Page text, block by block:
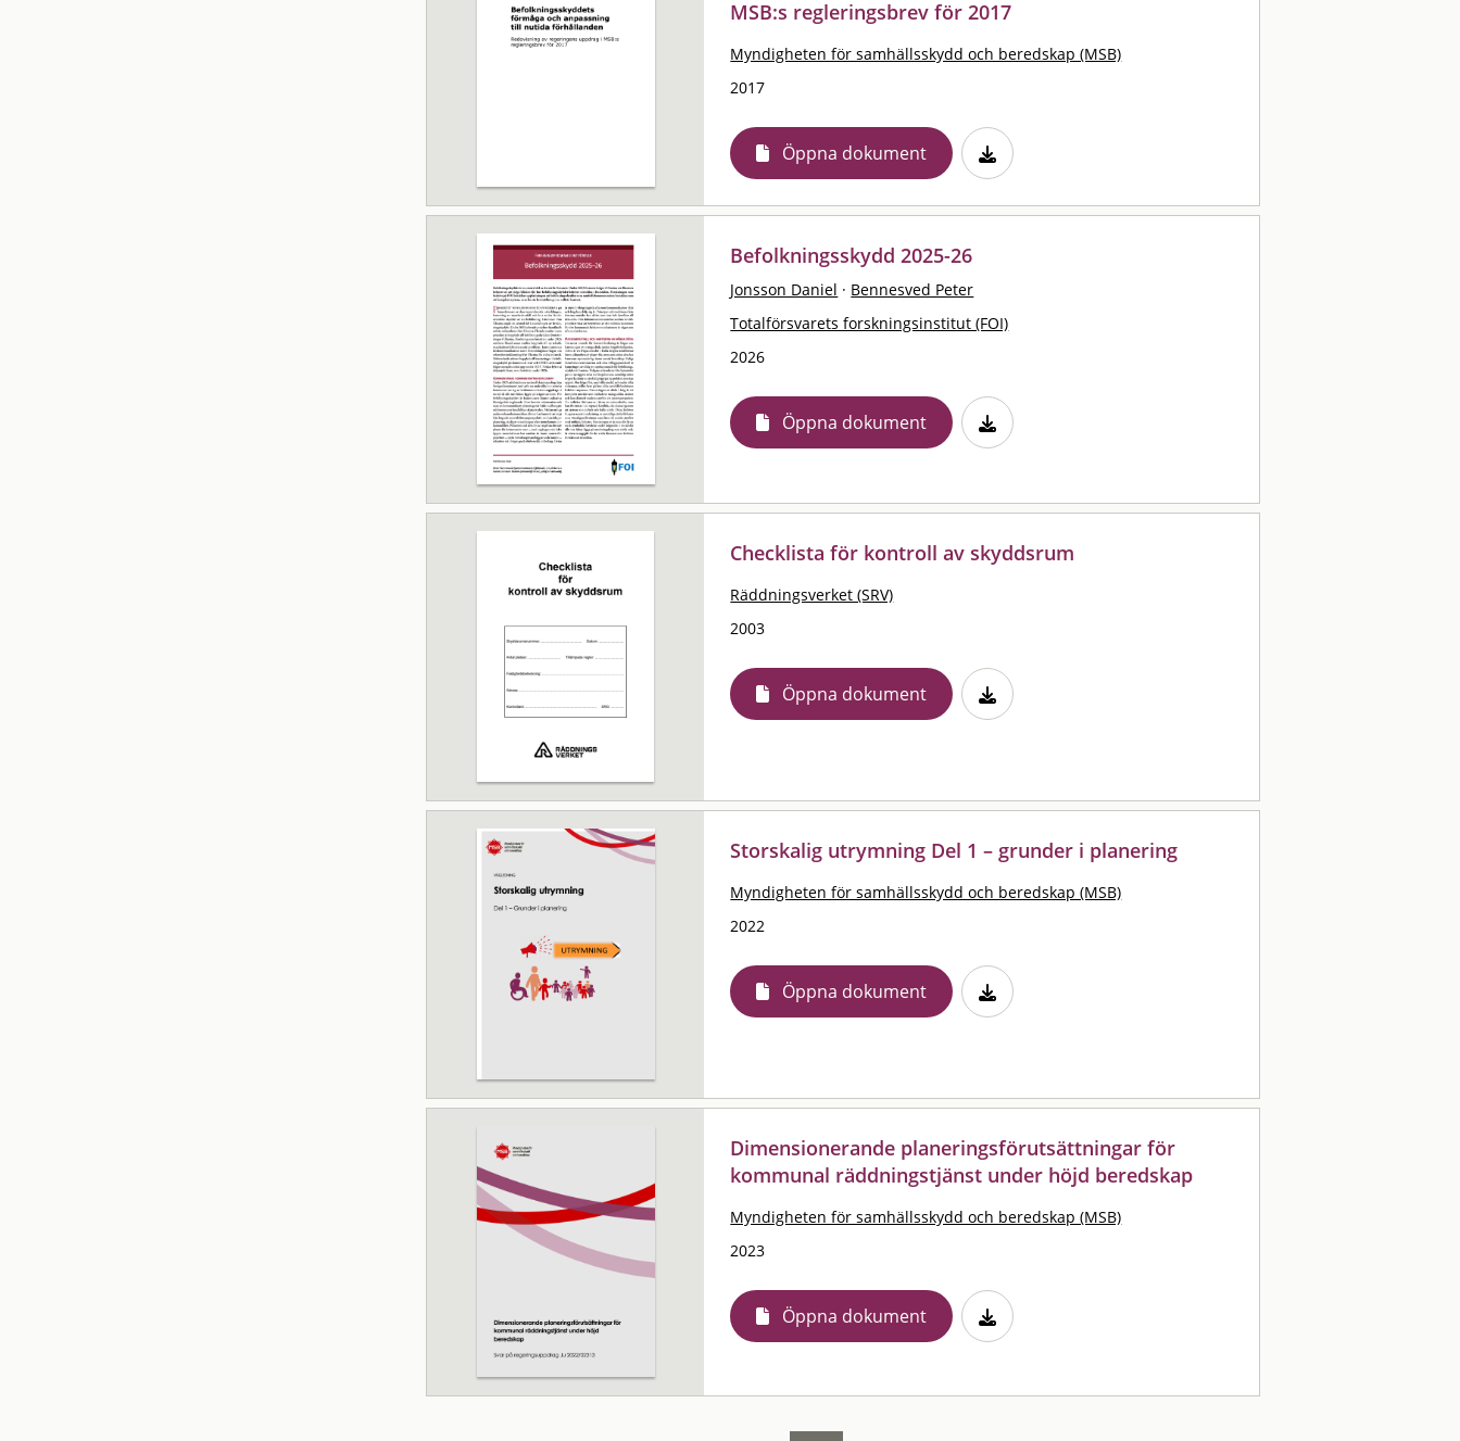
MSB:s regleringsbrev för 2017
Myndigheten för samhällsskydd och beredskap (MSB)
2017
Öppna dokument
Befolkningsskydd 2025-26
Jonsson Daniel · Bennesved Peter
Totalförsvarets forskningsinstitut (FOI)
2026
Öppna dokument
Checklista för kontroll av skyddsrum
Räddningsverket (SRV)
2003
Öppna dokument
Storskalig utrymning Del 1 – grunder i planering
Myndigheten för samhällsskydd och beredskap (MSB)
2022
Öppna dokument
Dimensionerande planeringsförutsättningar för
kommunal räddningstjänst under höjd beredskap
Myndigheten för samhällsskydd och beredskap (MSB)
2023
Öppna dokument